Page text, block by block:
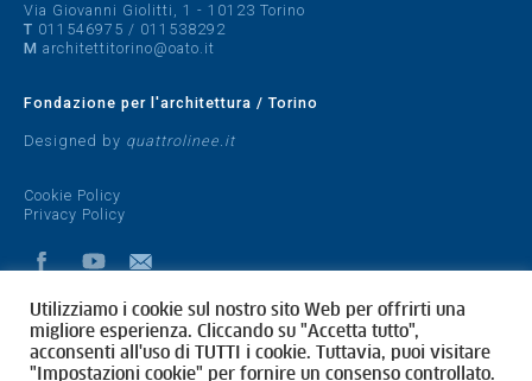
Via Giovanni Giolitti, 1 - 10123 Torino
T 011546975 / 011538292
M architettitorino@oato.it
Fondazione per l'architettura / Torino
Designed by quattrolinee.it
Cookie Policy
Privacy Policy
Utilizziamo i cookie sul nostro sito Web per offrirti una
migliore esperienza. Cliccando su "Accetta tutto",
acconsenti all'uso di TUTTI i cookie. Tuttavia, puoi visitare
"Impostazioni cookie" per fornire un consenso controllato.